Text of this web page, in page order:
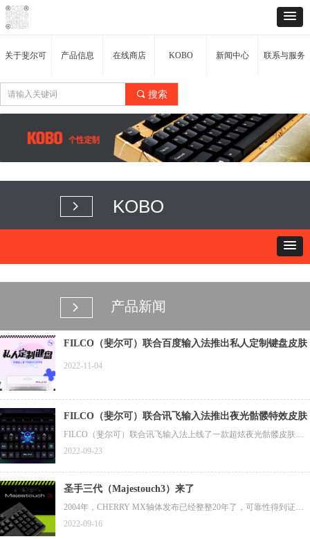
끠 搜索
关于斐尔可 产品信息 在线商店 KOBO 新闻中心 联系与服务
KOBO
넲
넲 产品新闻
FILCO（斐尔可）联合百度输入法推出私人定制键盘皮肤
2022-11-04
FILCO（斐尔可）联合讯飞输入法推出夜光骷髅特效皮肤
FILCO（斐尔可）联合讯飞输入法上线了一款超炫夜光骷髅皮肤，
斐尔可粉丝专属1分钱限时兑换活动正在进行中（此款皮肤原价12
示方法进行兑换。（兑换码链接在图片下方，目前1分钱兑换活动仅
支持安卓平台）
2022-09-23
圣手三代（Majestouch3）来了
2004年，CHERRY MX轴体发布已经整整20年了，可靠性得到证
实，评价也越来越高，但在世界范围内，采用CHERRY MX轴体的
2022-09-16